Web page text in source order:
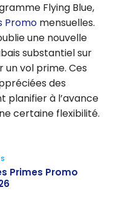
Flying Blue,
Promo mensuelles.
une nouvelle
substantiel sur
un vol prime. Ces
des
planifier à l’avance
certaine flexibilité.
Primes Promo